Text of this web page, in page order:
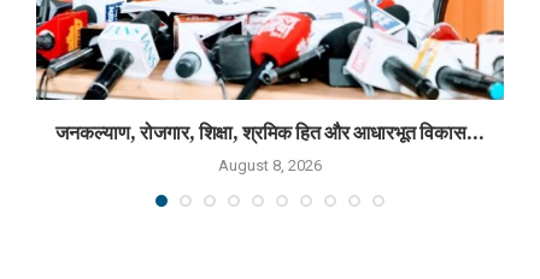
जनकल्याण, रोजगार, शिक्षा, श्रमिक हित और आधारभूत विकास...
August 8, 2026